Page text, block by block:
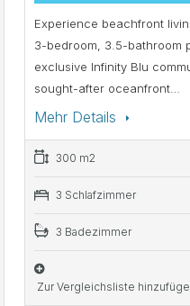
Experience beachfront
3-bedroom, 3.5-bathroom
exclusive Infinity Blu
sought-after oceanfront…
Mehr Details
300 m2
3 Schlafzimmer
3 Badezimmer
Zur Vergleichsliste